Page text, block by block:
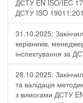
ДСТУ EN ISO/IEC
ДСТУ ISO
31.10.2025:
керівників,
інспектування за
28.10.2025:
та валідація
з вимогами ДСТУ